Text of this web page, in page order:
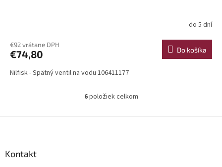
do 5 dní
€92 vrátane DPH
€74,80 Do košíka
Nilfisk - Spätný ventil na vodu 106411177
O
l
6položiek celkom
Kontakt